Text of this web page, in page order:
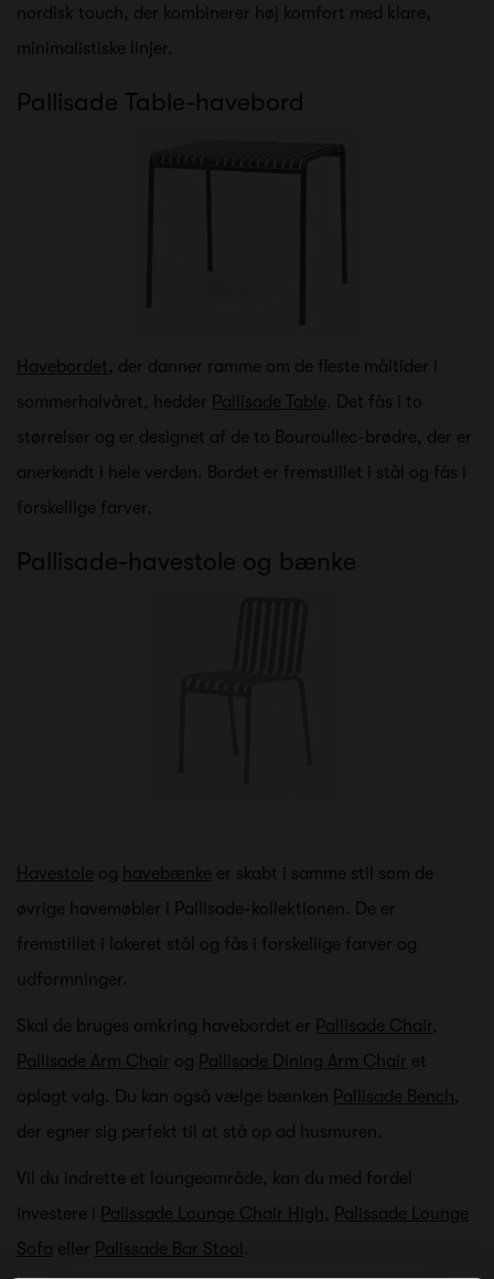
nordisk touch, der kombinerer høj komfort med klare,
minimalistiske linjer.
Pallisade Table-havebord
Havebordet, der danner ramme om de fleste måltider i
sommerhalvåret, hedder Pallisade Table. Det fås i to
størrelser og er designet af de to Bouroullec-brødre, der er
anerkendt i hele verden. Bordet er fremstillet i stål og fås i
forskellige farver.
Pallisade-havestole og bænke
Havestole og havebænke er skabt i samme stil som de
øvrige havemøbler i Pallisade-kollektionen. De er
fremstillet i lakeret stål og fås i forskellige farver og
udformninger.
Skal de bruges omkring havebordet er Pallisade Chair,
Pallisade Arm Chair og Pallisade Dining Arm Chair et
oplagt valg. Du kan også vælge bænken Pallisade Bench,
der egner sig perfekt til at stå op ad husmuren.
Vil du indrette et loungeområde, kan du med fordel
investere i
Palissade Lounge Chair High, Palissade Lounge
Sofa eller Palissade Bar Stool .